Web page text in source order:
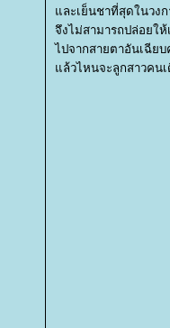
ละเย็นชาที่สุดในวงก
จึงไม่สามารถปล่อยให้
ไปจากสายตาอันเฉีย
ล้วไหนจะลูกสาวคนเ